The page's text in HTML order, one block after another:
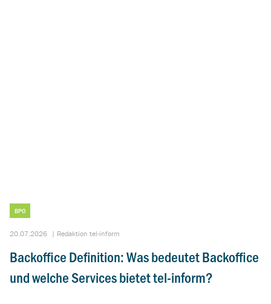
BPO
20.07.2026 | Redaktion tel-inform
Backoffice Definition: Was bedeutet Backoffice
und welche Services bietet tel-inform?